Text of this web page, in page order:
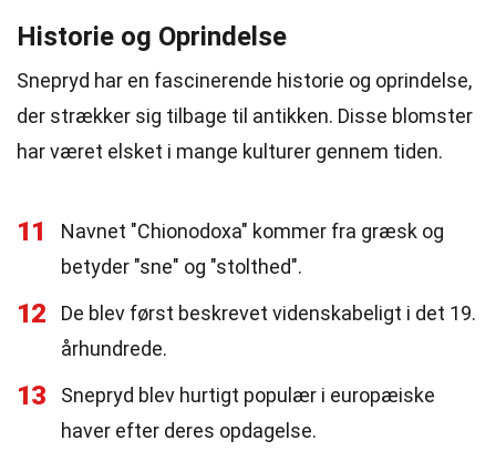
Historie og Oprindelse
Snepryd har en fascinerende historie og oprindelse,
der strækker sig tilbage til antikken. Disse blomster
har været elsket i mange kulturer gennem tiden.
11
Navnet "Chionodoxa" kommer fra græsk og
betyder "sne" og "stolthed".
12
De blev først beskrevet videnskabeligt i det 19.
århundrede.
13
Snepryd blev hurtigt populær i europæiske
haver efter deres opdagelse.